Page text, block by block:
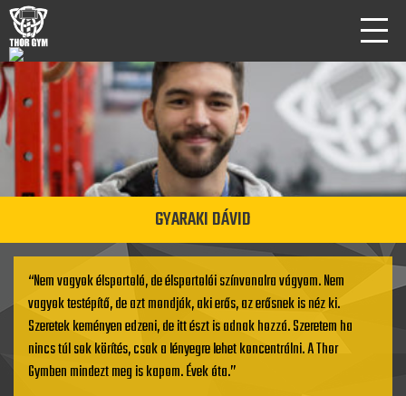
GYARAKI DÁVID
“Nem vagyok élsportoló, de élsportolói színvonalra vágyom. Nem
vagyok testépítő, de azt mondják, aki erős, az erősnek is néz ki.
Szeretek keményen edzeni, de itt észt is adnak hozzá. Szeretem ha
nincs túl sok körítés, csak a lényegre lehet koncentrálni. A Thor
Gymben mindezt meg is kapom. Évek óta.”